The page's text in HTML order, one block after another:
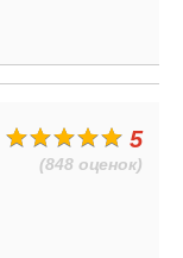
5
(848 оценок)